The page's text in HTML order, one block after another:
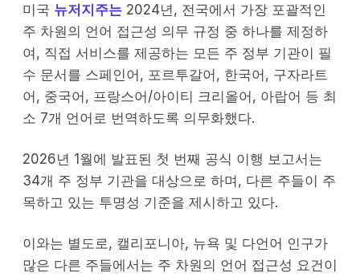
미국 뉴저지주는 2024년, 전국에서 가장 포괄적인
주 차원의 언어 접근성 의무 규정 중 하나를 제정하
여, 직접 서비스를 제공하는 모든 주 정부 기관이 필
수 문서를 스페인어, 포르투갈어, 한국어, 구자라트
어, 중국어, 프랑스어/아이티 크리올어, 아랍어 등 최
소 7개 언어로 번역하도록 의무화했다.
2026년 1월에 발표된 첫 번째 공식 이행 보고서는
34개 주 정부 기관을 대상으로 하며, 다른 주들이 주
목하고 있는 투명성 기준을 제시하고 있다.
이와는 별도로, 캘리포니아, 뉴욕 및 다언어 인구가
많은 다른 주들에서는 주 차원의 언어 접근성 요건이